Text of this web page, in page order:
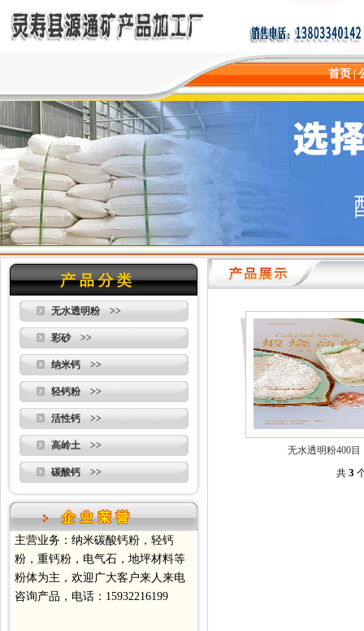
首页|
无水透明粉 >>
彩砂 >>
纳米钙 >>
轻钙粉 >>
活性钙 >>
高岭土 >>
碳酸钙 >>
主营业务：纳米碳酸钙粉，轻钙
粉，重钙粉，电气石，地坪材料等
粉体为主，欢迎广大客户来人来电
咨询产品，电话：15932216199
无水透明粉400目
共 3